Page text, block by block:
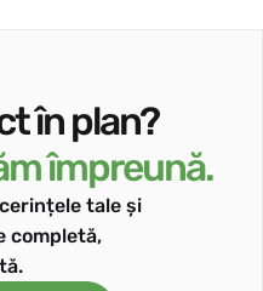
în plan?
împreună.
tale și
completă,